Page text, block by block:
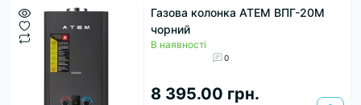
Газова колонка АТЕМ ВПГ-20М
чорний
В наявності
0
8 395.00 грн.